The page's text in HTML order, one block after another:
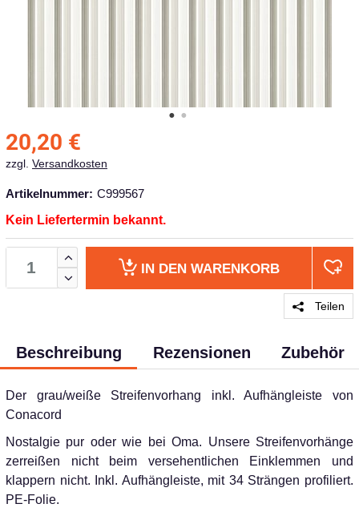
20,20 €
zzgl. Versandkosten
Artikelnummer: C999567
Kein Liefertermin bekannt.
IN DEN WARENKORB
Teilen
Beschreibung Rezensionen Zubehör
Der grau/weiße Streifenvorhang inkl. Aufhängleiste von
Conacord
Nostalgie pur oder wie bei Oma. Unsere Streifenvorhänge
zerreißen nicht beim versehentlichen Einklemmen und
klappern nicht. Inkl. Aufhängleiste, mit 34 Strängen profiliert.
PE-Folie.